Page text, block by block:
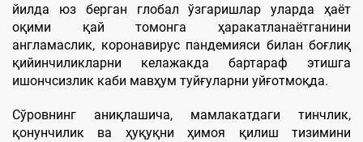
йилда юз берган глобал ўзгаришлар уларда ҳаёт
оқими қай томонга ҳаракатланаётганини
англамаслик, коронавирус пандемияси билан боғлиқ
қийинчиликларни келажакда бартараф этишга
ишончсизлик каби мавҳум туйғуларни уйғотмоқда.
Сўровнинг аниқлашича, мамлакатдаги тинчлик,
қонунчилик ва ҳуқуқни ҳимоя қилиш тизимини